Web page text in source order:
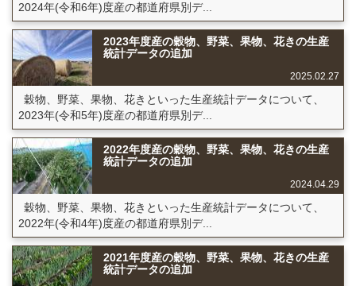
2024年(令和6年)度産の都道府県別デ...
2023年度産の穀物、野菜、果物、花きの生産
統計データの追加
2025.02.27
穀物、野菜、果物、花きといった生産統計データについて、
2023年(令和5年)度産の都道府県別デ...
2022年度産の穀物、野菜、果物、花きの生産
統計データの追加
2024.04.29
穀物、野菜、果物、花きといった生産統計データについて、
2022年(令和4年)度産の都道府県別デ...
2021年度産の穀物、野菜、果物、花きの生産
統計データの追加